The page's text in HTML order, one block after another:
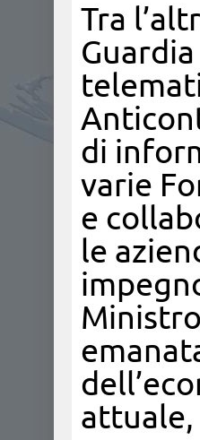
Tra
di
varie
e
le